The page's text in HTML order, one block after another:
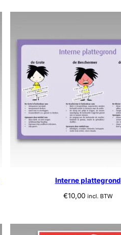
Interne plattegrond
€10,00 incl. BTW